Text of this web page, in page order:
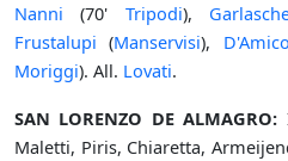
Nanni (70' Tripodi),
Frustalupi (Manservisi), D'Amico
Moriggi). All. Lovati.
SAN LORENZO DE ALMAGRO:
Maletti, Piris, Chiaretta,